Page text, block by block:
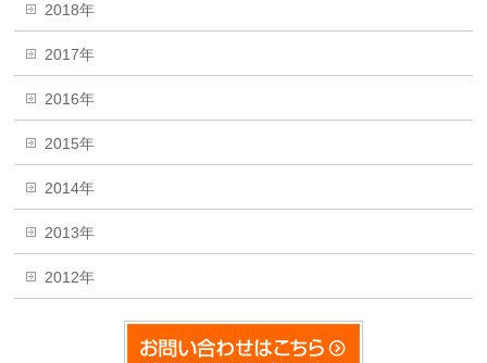
2018年
2017年
2016年
2015年
2014年
2013年
2012年